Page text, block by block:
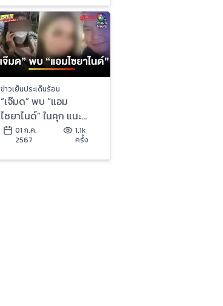
ข่าวเย็นประเด็นร้อน
“เจ๊มด” พบ “แอม
ไซยาไนด์” ในคุก แนะ
“ทนายพัช” ช่วยว่าความ
คดี | ข่าวเย็นประเด็นร้อน
01 ก.ค.
2567
1.1k
ครั้ง